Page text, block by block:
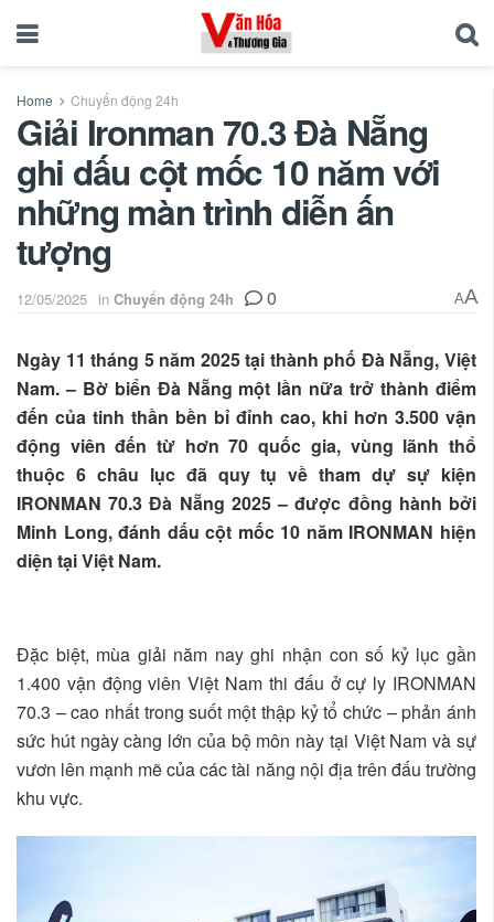
Home Chuyển động 24h
Giải Ironman 70.3 Đà Nẵng
ghi dấu cột mốc 10 năm với
những màn trình diễn ấn
tượng
12/05/2025 in Chuyển động 24h 0 AA
Ngày 11 tháng 5 năm 2025 tại thành phố Đà Nẵng, Việt
Nam. – Bờ biển Đà Nẵng một lần nữa trở thành điểm
đến của tinh thần bền bỉ đỉnh cao, khi hơn 3.500 vận
động viên đến từ hơn 70 quốc gia, vùng lãnh thổ
thuộc 6 châu lục đã quy tụ về tham dự sự kiện
IRONMAN 70.3 Đà Nẵng 2025 – được đồng hành bởi
Minh Long, đánh dấu cột mốc 10 năm IRONMAN hiện
diện tại Việt Nam.
Đặc biệt, mùa giải năm nay ghi nhận con số kỷ lục gần
1.400 vận động viên Việt Nam thi đấu ở cự ly IRONMAN
70.3 – cao nhất trong suốt một thập kỷ tổ chức – phản ánh
sức hút ngày càng lớn của bộ môn này tại Việt Nam và sự
vươn lên mạnh mẽ của các tài năng nội địa trên đấu trường
khu vực.